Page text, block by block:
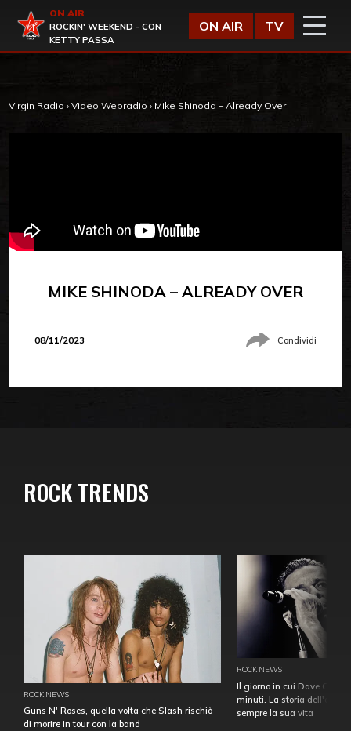
Virgin Radio
ON AIR
ROCKIN' WEEKEND - CON
KETTY PASSA
ON AIR TV
Virgin Radio › Video Webradio › Mike Shinoda – Already Over
MIKE SHINODA – ALREADY OVER
08/11/2023 Condividi
ROCK TRENDS
ROCK NEWS
Guns N' Roses, quella volta che Slash rischiò
di morire in tour con la band
ROCK NEWS
Il giorno in cui Dave
minuti. La storia
sempre la sua vita